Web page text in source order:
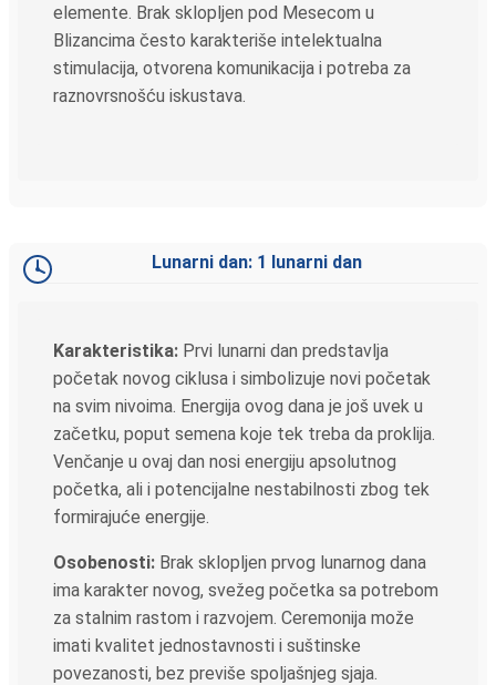
elemente. Brak sklopljen pod Mesecom u
Blizancima često karakteriše intelektualna
stimulacija, otvorena komunikacija i potreba za
raznovrsnošću iskustava.
Lunarni dan: 1 lunarni dan
Karakteristika: Prvi lunarni dan predstavlja
početak novog ciklusa i simbolizuje novi početak
na svim nivoima. Energija ovog dana je još uvek u
začetku, poput semena koje tek treba da proklija.
Venčanje u ovaj dan nosi energiju apsolutnog
početka, ali i potencijalne nestabilnosti zbog tek
formirajuće energije.
Osobenosti: Brak sklopljen prvog lunarnog dana
ima karakter novog, svežeg početka sa potrebom
za stalnim rastom i razvojem. Ceremonija može
imati kvalitet jednostavnosti i suštinske
povezanosti, bez previše spoljašnjeg sjaja.